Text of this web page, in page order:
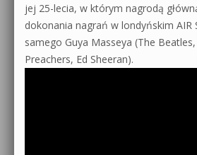
jej 25-lecia, w którym nagrodą
dokonania nagrań w londyńskim AIR
samego Guya Masseya (The
Preachers, Ed Sheeran).